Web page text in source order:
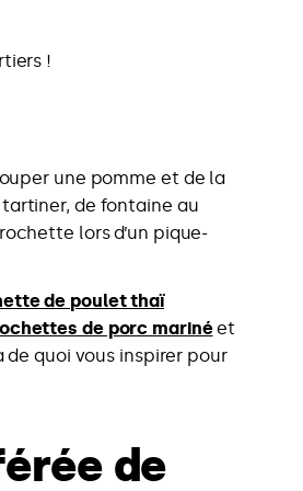
!
une pomme et de la
de fontaine au
lors d’un pique-
de poulet thaï
de porc mariné et
de quoi vous inspirer pour
de